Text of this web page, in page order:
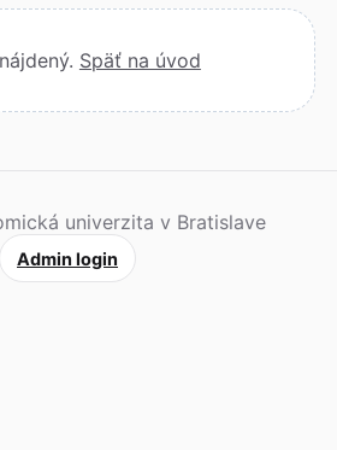
Späť na úvod
univerzita v Bratislave
Admin login